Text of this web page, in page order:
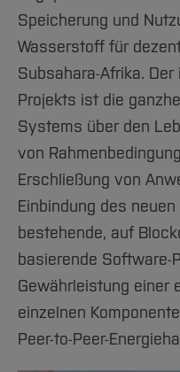
Speicherung und
Wasserstoff für
Subsahara-Afrika.
Projekts ist die
Systems über den
von
Erschließung von
Einbindung des
bestehende, auf
basierende Software-
Gewährleistung einer
einzelnen
Peer-to-Peer-